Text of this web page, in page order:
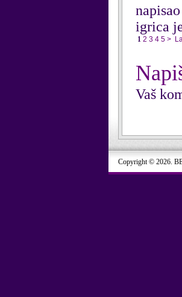
igrica
1 2 3 4 5 >
Vaš
Copyright © 2026.